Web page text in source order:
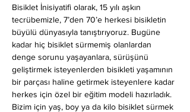
Bisiklet İnisiyatifi olarak, 15 yılı aşkın
tecrübemizle, 7’den 70’e herkesi bisikletin
büyülü dünyasıyla tanıştırıyoruz. Bugüne
kadar hiç bisiklet sürmemiş olanlardan
denge sorunu yaşayanlara, sürüşünü
geliştirmek isteyenlerden bisikleti yaşamının
bir parçası haline getirmek isteyenlere kadar
herkes için özel bir eğitim modeli hazırladık.
Bizim için yaş, boy ya da kilo bisiklet sürmek